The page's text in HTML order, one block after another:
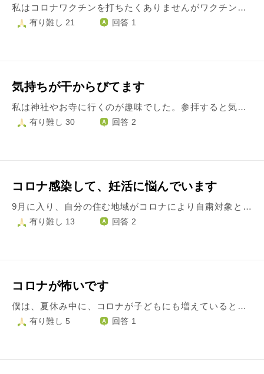
私はコロナワクチンを打ちたくありませんがワクチンのメリットやデメリット、そしてデマに恐怖があります ワクチン接種するとスパイク蛋白になると言われています 遠因とはいえ腎臓病や脳卒中になることもあるそうです…こんなことで死にたくありません 専門家や医者、科学者など色んな方の意見を調べてみると書いてありました 強制ではなくて任意と言われていますが打つのが正しいと言われますよね…過干渉な社員さんが多いんです…やっぱり… 私が納得して打つとしてもワクチン接種して亡くなられた方の人数も多いこともわかっています 私の人生設計では残り少ない人生なのでワクチン接種してもいいと思う反面、得体の知れないものを身体に入れたくない気持ちもあります 親もギリギリまでワクチン接種を渋って嫌がっていましたが行ったので私もしないといけないと考えています 日本製のワクチンや飲み薬が出るまで待ちたい気持ちもあります ですが私は同調圧力に負けてしまいました 周りのワクチン接種してない人間に対する冷ややかな目も怖いです 行きたくないはワガママなのかなと思います… また、打たないと職場には行けませんし在宅ワークやリモート会議ではお給料も微々たるもので…稼がないと生活が出来ません 背に腹はかえられませんが恐怖しかありません 身内がコロナに感染しました…二回接種したのに… 確かに接種したからコロナにかからないわけではありませんし重症化を抑えてくれるだけだということも分かっています CPR検査も正確性があるとは思っていませんし数字に踊らされてるようにも思います 私は熱やら喘息はあるのでこの辺りは医者と相談しますが…副反応も人によってバラバラですよね… ここまで愚痴やら疑問を吐き出して申し訳ありません… 接種日に近付いてて漠然としたワクチンに対する不安と疑念しかないのですが どうかワクチン接種に行く私の背中を押してください
有り難し 21 回答 1
気持ちが干からびてます
私は神社やお寺に行くのが趣味でした。参拝すると気持ちが落ち着くんです。 でもコロナが流行ってしまってなかなか行けなくなりました。学業も忙しくなってるので本当に行けなくなりました。 家に仏壇があるのですが、先祖の位牌だけあって御本尊がありません。 このやうな状況の場合、どうやって心を落ち着かせれば良いのでしょうか？
有り難し 30 回答 2
コロナ感染して、妊活に悩んでいます
9月に入り、自分の住む地域がコロナにより自粛対象となってから、主人が高熱を出し、ねこみました。 その数日後、私も高熱が出て、いつもより辛い症状だったのでコロナを疑いましたが、検査には行きませんでした。 私はもともと熱には強いので、熱さえ下がれば大丈夫だろうと甘く見ていたところ、嗅覚の異常が出て食べ物の味や匂いが分からなくなり、いよいよコロナだったんだと確信し、ショックを受けました。 子供も学校を休ませ、夏休みがより長くなってしまいました。とにかく暇でした。 何度か頭のすみに死がよぎりました。 無事でした。ほっとしましたが、今も、疲れが取れずにいます。これがコロナの威力なのか？年齢のせいなのか？ それで、相談させて頂きたいことがあります。 私がダウンしている間の、主人の家事なんですが、料理らしい料理は作りませんでした。買ってきてはくれましたが、いつまでも私が寝ていると段々嫌な顔をしてきました。 今、妊活中なのですが、コロナ感染で一時中断になりました。 わたしは、一気に不安になりました。 子供が生まれても、おそらく何もしなくなるだろうな主人はと思いました。 息子が小さい頃のことが一気に思い出されました。孤独でした。次は幸せな育児にするつもりでした。 しかし、わたしがダウンしているときの主人の対応を見た限り、また一人で育児するだろうなと思いました。 息子にも聞いてみました。お父さん、赤ちゃんが生まれたら面倒みると思う？ と。 息子は、多分見ないから二人で頑張ろうと言いました（笑） もう一人、自分の赤ちゃんが見てみたかったです。でも、助けてくれるひとがいません。不安でたまりません。 それを主人に伝えた所、結局ケンカになって家庭内がギクシャクしています。 子供が欲しい→旦那が協力してくれる気がしないので諦めそうになる の繰り返しになり、どうにもならなくなってこちらに質問しました。 一人目は33歳で出産しました。こんど、上手く行っても40歳の出産になります。 びびっています。 離婚をして別の方を探し、やり直すのは、かなり厳しく、自分に合う相手を分かっていないまま結婚した、バカだったと思います。 愚痴になりますが、後悔してもどうしようもなく、話し合いもいつもおなじような言い争いで成長せず、もっと疲れが取れてから考えればいいのですが、心細くて。
有り難し 13 回答 2
コロナが怖いです
僕は、夏休み中に、コロナが子どもにも増えていると言うニュースを見て、とても怖くなりました。心配してたら、身体のあちこちが痛くなるような気がしたり、息が苦しくなったりします。 二学期が始まって、給食の時間も食べる気がなく、学校に行くのも、ちょっとイヤです。 おじいちゃんやおばあちゃんの病気まで大丈夫かな？と気になったりします。 どうしたら、僕の心配がなくなって、楽しい気持ちで過ごせますか？ 宜しくお願いします。
有り難し 5 回答 1